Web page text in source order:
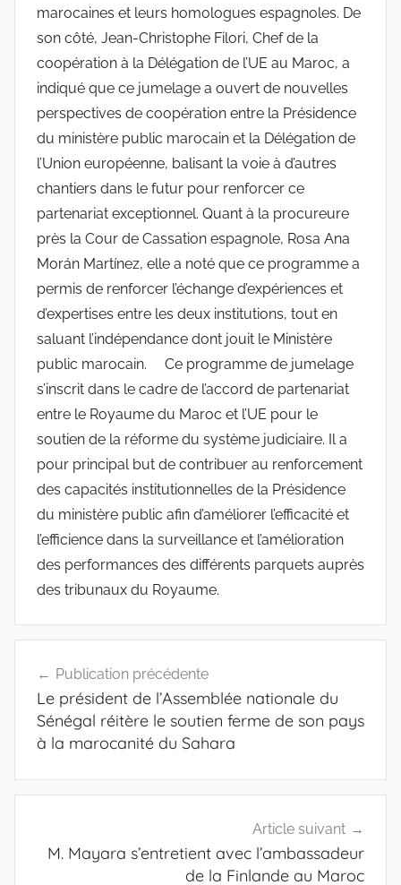
marocaines et leurs homologues espagnoles. De
son côté, Jean-Christophe Filori, Chef de la
coopération à la Délégation de l’UE au Maroc, a
indiqué que ce jumelage a ouvert de nouvelles
perspectives de coopération entre la Présidence
du ministère public marocain et la Délégation de
l’Union européenne, balisant la voie à d’autres
chantiers dans le futur pour renforcer ce
partenariat exceptionnel. Quant à la procureure
près la Cour de Cassation espagnole, Rosa Ana
Morán Martínez, elle a noté que ce programme a
permis de renforcer l’échange d’expériences et
d’expertises entre les deux institutions, tout en
saluant l’indépendance dont jouit le Ministère
public marocain. Ce programme de jumelage
s’inscrit dans le cadre de l’accord de partenariat
entre le Royaume du Maroc et l’UE pour le
soutien de la réforme du système judiciaire. Il a
pour principal but de contribuer au renforcement
des capacités institutionnelles de la Présidence
du ministère public afin d’améliorer l’efficacité et
l’efficience dans la surveillance et l’amélioration
des performances des différents parquets auprès
des tribunaux du Royaume.
de
l’article
Publication précédente
Le président de l’Assemblée nationale du
Sénégal réitère le soutien ferme de son pays
à la marocanité du Sahara
Article suivant
M. Mayara s’entretient avec l’ambassadeur
de la Finlande au Maroc